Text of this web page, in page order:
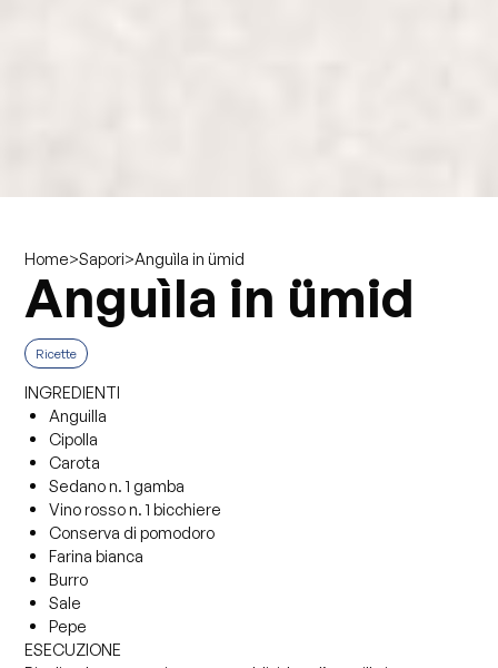
Home>Sapori>Anguìla in ümid
Anguìla in ümid
Ricette
INGREDIENTI
Anguilla
Cipolla
Carota
Sedano n. 1 gamba
Vino rosso n. 1 bicchiere
Conserva di pomodoro
Farina bianca
Burro
Sale
Pepe
ESECUZIONE